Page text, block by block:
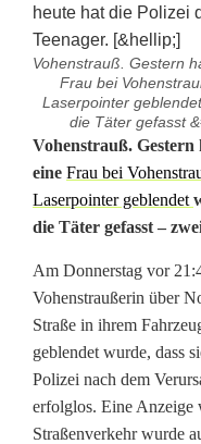
Vohenstrauß. Gestern
Frau bei
Laserpointer
die Täter gefasst
M
i
t
L
a
s
e
Vohenstrauß.
eine Frau bei
Laserpointer geblendet
die Täter gefasst –
Am Donnerstag vor
Vohenstraußerin über
Straße in ihrem
geblendet wurde, dass
Polizei nach dem
erfolglos. Eine Anzeige
Straßenverkehr wurde